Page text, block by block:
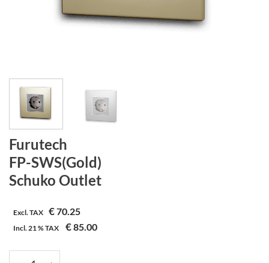
Furutech
FP-SWS(Gold)
Schuko Outlet
Excl. TAX €70.25
Incl. 21 %TAX €85.00